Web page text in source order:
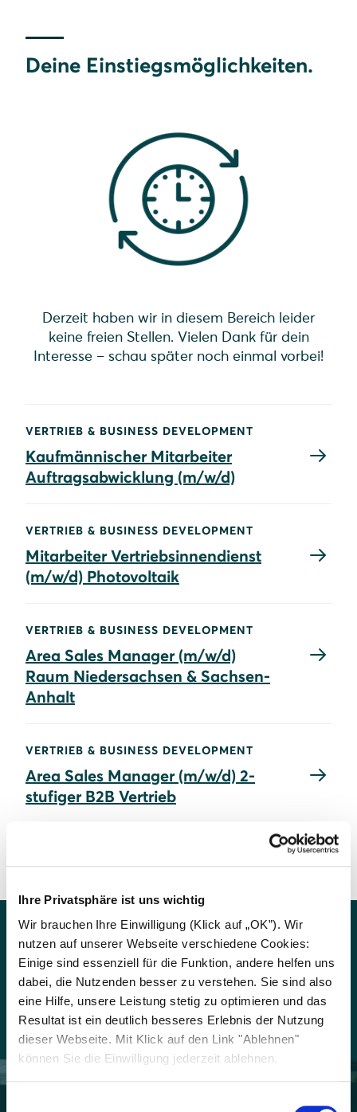
Ihre Privatsphäre ist uns wichtig
Wir brauchen Ihre Einwilligung (Klick auf „OK”). Wir
nutzen auf unserer Webseite verschiedene Cookies:
Einige sind essenziell für die Funktion, andere helfen uns
dabei, die Nutzenden besser zu verstehen. Sie sind also
eine Hilfe, unsere Leistung stetig zu optimieren und das
Resultat ist ein deutlich besseres Erlebnis der Nutzung
dieser Webseite. Mit Klick auf den Link "Ablehnen"
können Sie die Einwilligung jederzeit ablehnen.
Deine Einstiegsmöglichkeiten.
Derzeit haben wir in diesem Bereich leider
keine freien Stellen. Vielen Dank für dein
Interesse – schau später noch einmal vorbei!
VERTRIEB & BUSINESS DEVELOPMENT
Kaufmännischer Mitarbeiter
Auftragsabwicklung (m/w/d)
VERTRIEB & BUSINESS DEVELOPMENT
Mitarbeiter Vertriebsinnendienst
(m/w/d) Photovoltaik
VERTRIEB & BUSINESS DEVELOPMENT
Area Sales Manager (m/w/d)
Raum Niedersachsen & Sachsen-
Anhalt
VERTRIEB & BUSINESS DEVELOPMENT
Area Sales Manager (m/w/d) 2-
stufiger B2B Vertrieb
So sieht der Arbeitsalltag
bei uns aus.